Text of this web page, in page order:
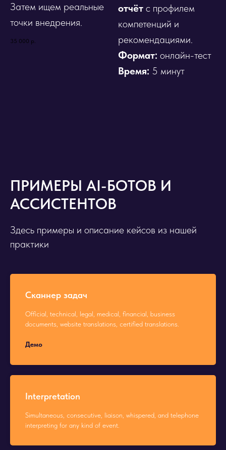
Затем ищем реальные
точки внедрения.
35 000 р.
отчёт с профилем
компетенций и
рекомендациями.
Формат: онлайн-тест
Время: 5 минут
ПРИМЕРЫ AI-БОТОВ И
АССИСТЕНТОВ
Здесь примеры и описание кейсов из нашей
практики
Сканнер задач
Official, technical, legal, medical, financial, business
documents, website translations, certified translations.
Демо
Interpretation
Simultaneous, consecutive, liaison, whispered, and telephone
interpreting for any kind of event.